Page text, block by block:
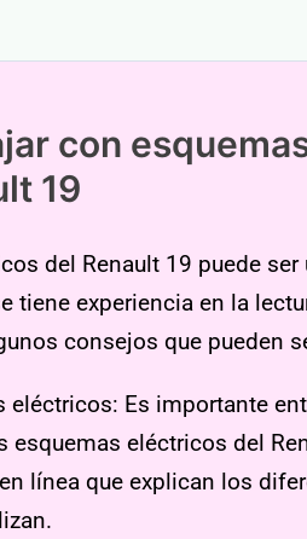
con
19
del Renault 19 puede ser
tiene experiencia en la
consejos que pueden
Es importante
eléctricos del
línea que explican los